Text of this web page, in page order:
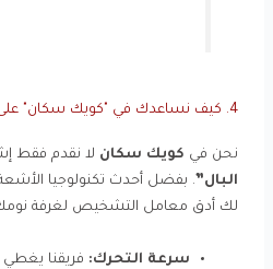
4. كيف نساعدك في "كويك سكان" على استعادة هدوئك؟
نحن في كويك سكان لا نقدم فقط
البال”
لك أدق معامل التشخيص لغرفة
سرعة التحرك: فريقنا يغطي